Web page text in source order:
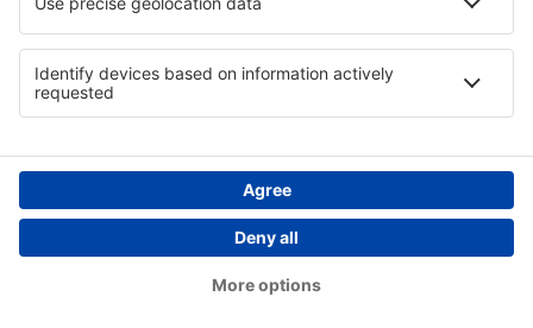
Țări
Siteuri internaționale
eSky.eu eSky.com eDestinos.com